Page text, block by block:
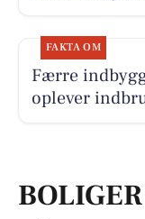
FAKTA OM
Færre
oplever